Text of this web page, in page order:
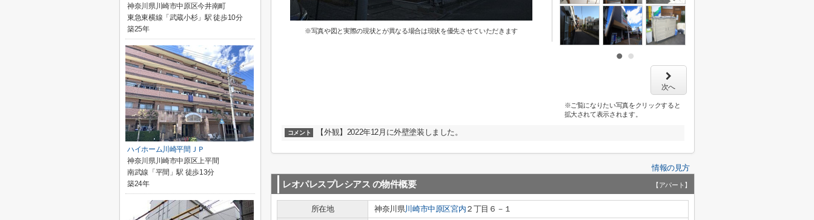
※写真や図と実際の現状とが異なる場合は現状を優先させていただきます
次へ
※ご覧になりたい写真をクリックすると
拡大されて表示されます。
コメント 【外観】2022年12月に外壁塗装しました。
情報の見方
レオパレスプレシアス の物件概要 【アパート】
所在地 神奈川県川崎市中原区宮内 ２丁目６－１
神奈川県川崎市中原区今井南町
東急東横線「武蔵小杉」駅 徒歩10分
築25年
ハイホーム川崎平間ＪＰ
神奈川県川崎市中原区上平間
南武線「平間」駅 徒歩13分
築24年